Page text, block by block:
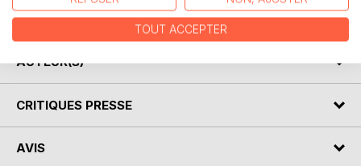
- Pages au format de 21 x 21 cm.
AUTEUR(S)
CRITIQUES PRESSE
AVIS
TOUT ACCEPTER